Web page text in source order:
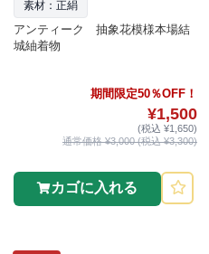
素材：正絹
アンティーク 抽象花模様本場結
城紬着物
期間限定50％OFF！
¥1,500
(税込 ¥1,650)
通常価格 ¥3,000 (税込 ¥3,300)
カゴに入れる